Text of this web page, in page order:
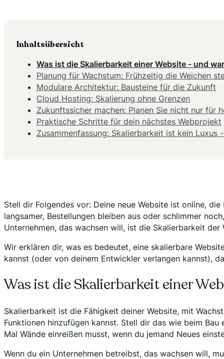
Stell dir Folgendes vor: Deine neue Website ist online,
langsamer, Bestellungen bleiben aus oder schlimmer
Unternehmen, das wachsen will, ist die Skalierbarkeit
Wir erklären dir, was es bedeutet, eine skalierbare
kannst (oder von deinem Entwickler verlangen kannst),
Was ist die Skalierbarkeit einer
Skalierbarkeit ist die Fähigkeit deiner Website, mit
Funktionen hinzufügen kannst. Stell dir das wie beim
Mal Wände einreißen musst, wenn du jemand Neues
Wenn du ein Unternehmen betreibst, das wachsen will,
Inhaltsübersicht
Was ist die Skalierbarkeit einer Website - und
Planung für Wachstum: Frühzeitig die Weichen
Modulare Architektur: Bausteine für die Zukunft
Cloud Hosting: Skalierung ohne Grenzen
Zukunftssicher machen: Planen Sie nicht nur für
Praktische Schritte für dein nächstes Webprojekt
Zusammenfassung: Skalierbarkeit ist kein Luxus